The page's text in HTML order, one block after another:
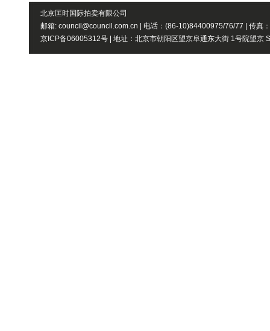
北京匡时国际拍卖有限公司
邮箱: council@council.com.cn | 电话：(86-10)84400975/76/77 | 传真
京ICP备06005312号 | 地址：北京市朝阳区望京阜通东大街 1号院望京